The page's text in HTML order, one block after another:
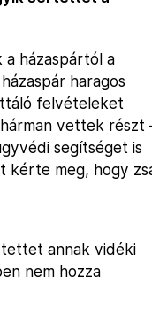
házaspártól a
haragos
felvételeket
vettek részt
segítséget is
kérte meg, hogy
annak vidéki
nem hozza